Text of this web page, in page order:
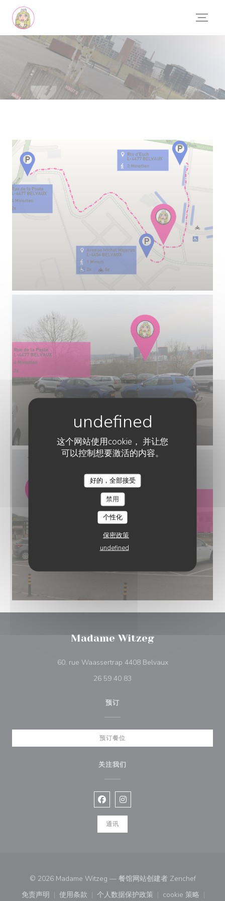
Cookie管理面板
这个网站使用cookie， 并让您
可以控制想要激活的内容。
好的，全部接受
禁用
个性化
保密政策
undefined
Madame Witzeg
60, rue Waassertrap 4408 Belvaux((在新窗口中打开))
26 59 40 83
预订
预订餐位
关注我们
Facebook ((在新窗口中打开))
Instagram ((在新窗口中打开))
通讯
© 2026 Madame Witzeg — 餐馆网站创建者 Zenchef((在新窗
免责声明
使用条款 个人数据保护政策 cookie 策略